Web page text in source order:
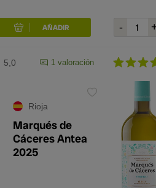
5,0 1 valoración
Rioja
Marqués de
Cáceres Antea
2025